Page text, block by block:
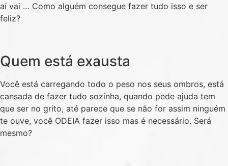
aí vai … Como alguém consegue fazer tudo isso e ser
feliz?
Quem está exausta
Você está carregando todo o peso nos seus ombros, está
cansada de fazer tudo sozinha, quando pede ajuda tem
que ser no grito, até parece que se não for assim ninguém
te ouve, você ODEIA fazer isso mas é necessário. Será
mesmo?